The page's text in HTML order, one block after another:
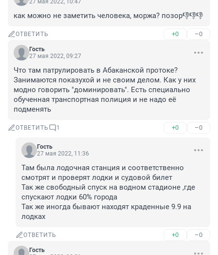
27 мая 2022, 10:47
как можно не заметить человека, моржа? позор👎👎👎
ОТВЕТИТЬ +0 –0
Гость
27 мая 2022, 09:27
Что там патрулировать в Абаканской протоке?
Занимаются показухой и не своим делом. Как у них
модно говорить "доминировать". Есть специально
обученная транспортная полиция и не надо её
подменять
ОТВЕТИТЬ 1 +0 –0
Гость
27 мая 2022, 11:36
Там была лодочная станция и соответственно
смотрят и проверят лодки и судовой билет
Так же свободный спуск на водном стадионе ,где
спускают лодки 60% города
Так же иногда бывают находят краденные 9.9 на
лодках
ОТВЕТИТЬ +0 –0
Гость